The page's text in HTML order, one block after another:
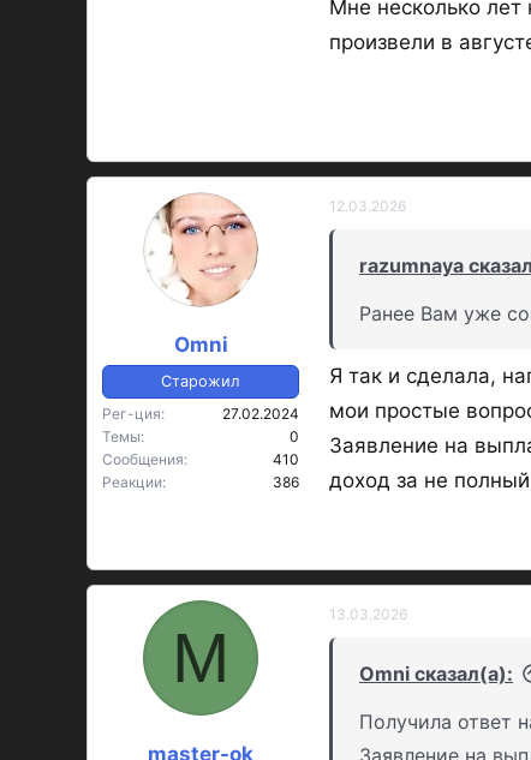
Мне несколько лет
произвели в
Omni
Старожил
Рег-ция
27.02.2024
Темы
0
Сообщения
410
Реакции
386
12.03.2026
razumnaya
Ранее Вам уже
Я так и сделала,
мои простые
Заявление на
доход за не
M
master-ok
13.03.2026
Omni сказал(а):
Получила ответ
Заявление на